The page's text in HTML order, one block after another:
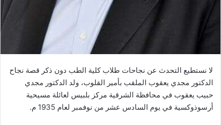
لا نستطيع التحدث عن نجاحات طلاب كلية الطب دون ذكر قصة نجاح
الدكتور مجدي يعقوب الملقب بأمير القلوب، ولد الدكتور مجدي
حبيب يعقوب في محافظة الشرقية مركز بلبيس لعائلة مسيحية
أرسوذوكسية في يوم السادس عشر من نوفمبر لعام 1935 م.